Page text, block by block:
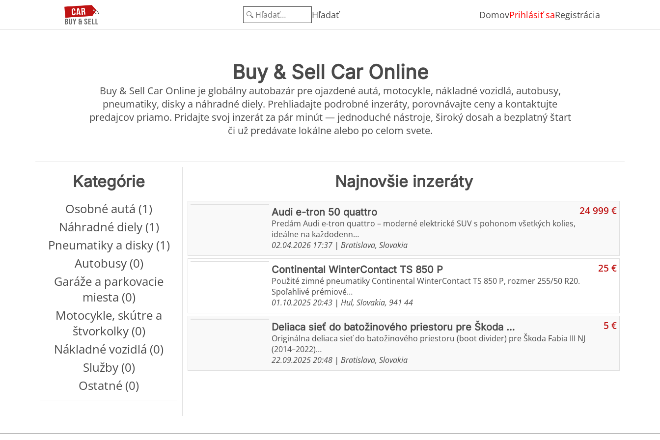
Hľadať DomovPrihlásiť saRegistrácia
Buy & Sell Car Online
Buy & Sell Car Online je globálny autobazár pre ojazdené autá, motocykle, nákladné vozidlá, autobusy,
pneumatiky, disky a náhradné diely. Prehliadajte podrobné inzeráty, porovnávajte ceny a kontaktujte
predajcov priamo. Pridajte svoj inzerát za pár minút — jednoduché nástroje, široký dosah a bezplatný štart
či už predávate lokálne alebo po celom svete.
Kategórie
Osobné autá (1)
Náhradné diely (1)
Pneumatiky a disky (1)
Autobusy (0)
Garáže a parkovacie
miesta (0)
Motocykle, skútre a
štvorkolky (0)
Nákladné vozidlá (0)
Služby (0)
Ostatné (0)
Najnovšie inzeráty
Audi e-tron 50 quattro
Predám Audi e-tron quattro – moderné elektrické SUV s pohonom všetkých kolies,
ideálne na každodenn…
02.04.2026 17:37 | Bratislava, Slovakia
24 999 €
Continental WinterContact TS 850 P
Použité zimné pneumatiky Continental WinterContact TS 850 P, rozmer 255/50 R20.
Spoľahlivé prémiové…
01.10.2025 20:43 | Hul, Slovakia, 941 44
25 €
Deliaca sieť do batožinového priestoru pre Škoda …
Originálna deliaca sieť do batožinového priestoru (boot divider) pre Škoda Fabia III NJ
(2014–2022)…
22.09.2025 20:48 | Bratislava, Slovakia
5 €